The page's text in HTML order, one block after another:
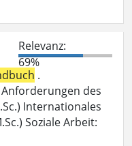
Relevanz:
69%
.
des
Internationales
Soziale Arbeit: